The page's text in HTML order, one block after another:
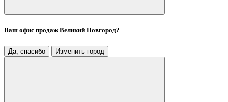
Ваш офис продажВеликий Новгород?
Да, спасибо Изменить город